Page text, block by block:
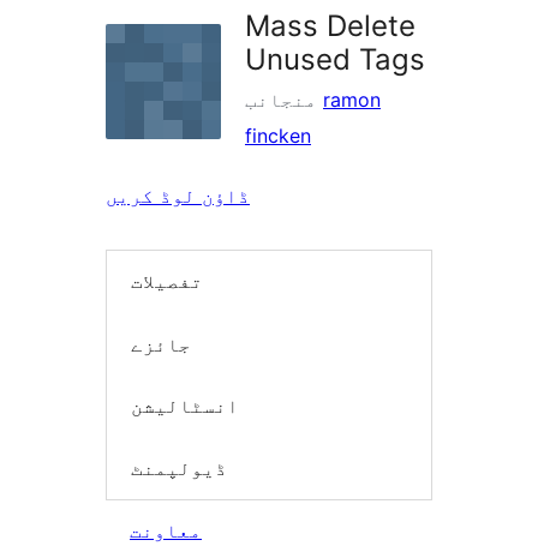
Mass Delete
Unused Tags
ramon
fincken
ڈاؤن لوڈ کریں
تفصیلات
جائزے
انسٹالیشن
ڈیولپمنٹ
معاونت